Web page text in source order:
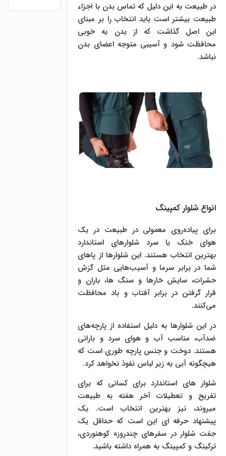
در طبیعت به این دلیل که تماس بدن با اجزاء
طبیعت بیشتر است باید انتخاب را بر مبنای
این اصل گذاشت که از بدن به خوبی
محافظت شود و آسیبی متوجه اعضای بدن
نباشد.
انواع شلوار کمپینگ
برای پیاده‌روی معمولی در طبیعت در یک
هوای خنک یا سرد شلوارهای استاندارد
بهترین انتخاب هستند. این شلوارها از پاهای
شما در برابر سرما و آسیب‌هایی مثل گزش
حشرات، سایش خارها و سنگ ها، باران و
قرار گرفتن در برابر آفتاب و باد محافظت
می‌کنند.
در این شلوارها به دلیل استفاده از پارچه‌های
ضدآب، مناسب آب و هوای سرد و بارانی
هستند. دوخت و جنس پارچه طوری است که
هیچگونه آبی به زیر لباس نفوذ نخواهد کرد.
شلوار های استاندارد برای کسانی که برای
تفریح و تعطیلات آخر هفته به طبیعت
میروند، نیز بهترین انتخاب است. یک
پیشنهاد حرفه ای این است که حداقل یک
جفت شلوار در سفرهای چندروزه کوهنوردی،
ترکینگ و کمپینگ به همراه داشته باشید.